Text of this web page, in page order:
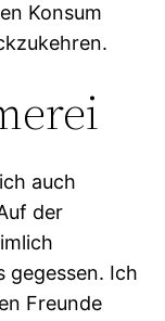
Konsum
auch
der
gegessen. Ich
Freunde